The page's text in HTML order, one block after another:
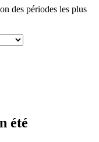
des périodes les plus
été